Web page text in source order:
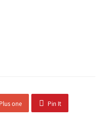
one Pin It